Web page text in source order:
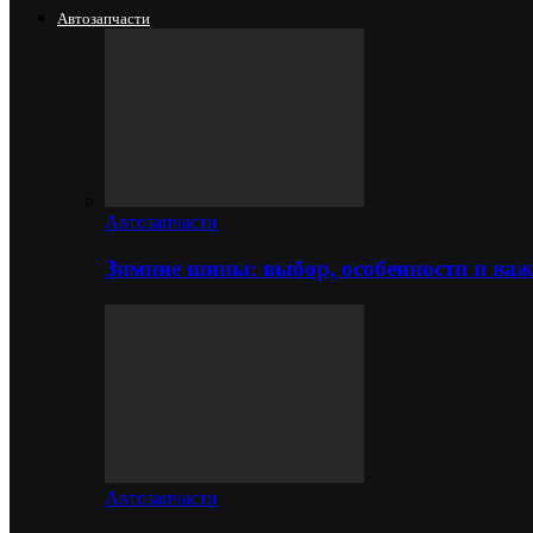
Автозапчасти
Автозапчасти
Зимние шины: выбор, особенности и
Автозапчасти